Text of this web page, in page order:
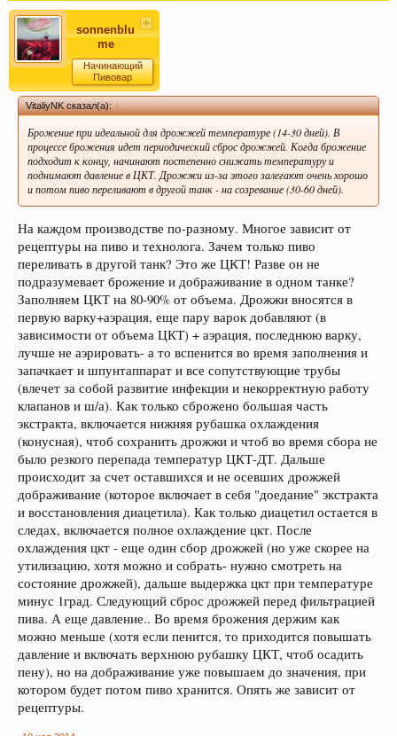
Пиво содержит витамин В, который помогает
нам поддерживать здоровую кожу, нужный
мышечный тонус, борется с заболеваниями
сердечно-сосудистой и иммунной системы.
Кофе оказывает воздействие на
преждевременное старение человека и
способствует развитию онкозаболеваний. Пиво
же наоборот защищает ДНК.
Пиво может оказать положительное действие
при сердечно-сосудистых заболеваниях и
служить средством их профилактики
sonnenblu
me
Начинающий
Пивовар
VitaliyNK сказал(а):↑
Брожение при идеальной для дрожжей температуре (14-30 дней). В
процессе брожения идет периодический сброс дрожжей. Когда брожение
подходит к концу, начинают постепенно снижать температуру и
поднимают давление в ЦКТ. Дрожжи из-за этого залегают очень хорошо
и потом пиво переливают в другой танк - на созревание (30-60 дней).
На каждом производстве по-разному. Многое зависит от
рецептуры на пиво и технолога. Зачем только пиво
переливать в другой танк? Это же ЦКТ! Разве он не
подразумевает брожение и дображивание в одном танке?
Заполняем ЦКТ на 80-90% от объема. Дрожжи вносятся в
первую варку+аэрация, еще пару варок добавляют (в
зависимости от объема ЦКТ) + аэрация, последнюю варку,
лучше не аэрировать- а то вспенится во время заполнения и
запачкает и шпунтаппарат и все сопутствующие трубы
(влечет за собой развитие инфекции и некорректную работу
клапанов и ш/а). Как только сброжено большая часть
экстракта, включается нижняя рубашка охлаждения
(конусная), чтоб сохранить дрожжи и чтоб во время сбора не
было резкого перепада температур ЦКТ-ДТ. Дальше
происходит за счет оставшихся и не осевших дрожжей
дображивание (которое включает в себя "доедание" экстракта
и восстановления диацетила). Как только диацетил остается в
следах, включается полное охлаждение цкт. После
охлаждения цкт - еще один сбор дрожжей (но уже скорее на
утилизацию, хотя можно и собрать- нужно смотреть на
состояние дрожжей), дальше выдержка цкт при температуре
минус 1град. Следующий сброс дрожжей перед фильтрацией
пива. А еще давление.. Во время брожения держим как
можно меньше (хотя если пенится, то приходится повышать
давление и включать верхнюю рубашку ЦКТ, чтоб осадить
пену), но на дображивание уже повышаем до значения, при
котором будет потом пиво хранится. Опять же зависит от
рецептуры.